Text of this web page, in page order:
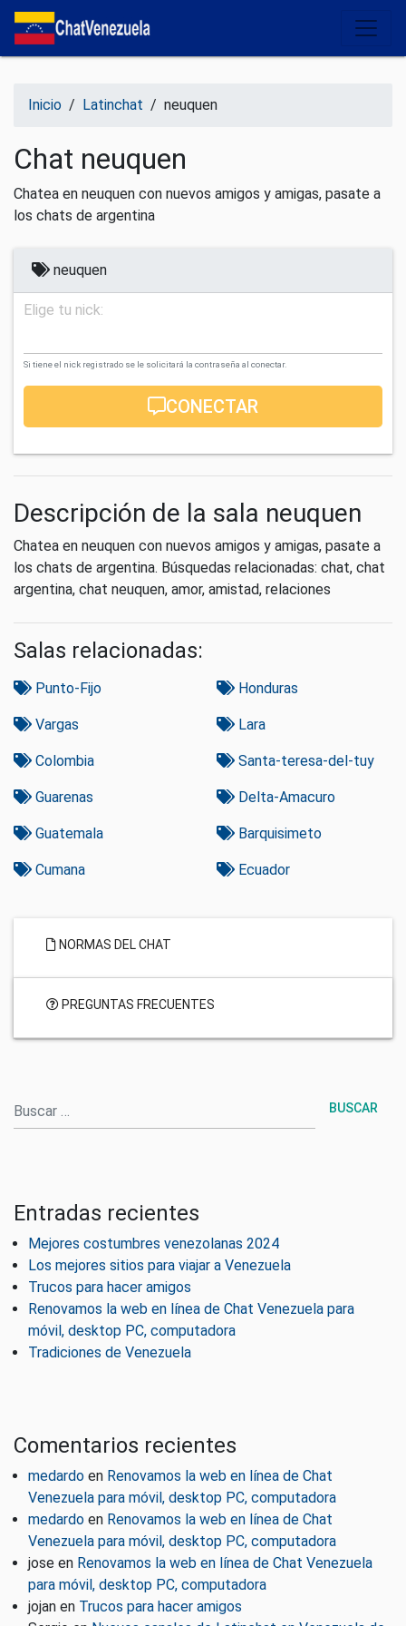
Salir del contenido
Inicio / Latinchat / neuquen
Chat neuquen
Chatea en neuquen con nuevos amigos y amigas, pasate a
los chats de argentina
neuquen
Elige tu nick:
Si tiene el nick registrado se le solicitará la contraseña al conectar.
CONECTAR
Descripción de la sala neuquen
Chatea en neuquen con nuevos amigos y amigas, pasate a
los chats de argentina. Búsquedas relacionadas: chat, chat
argentina, chat neuquen, amor, amistad, relaciones
Salas relacionadas:
Punto-Fijo Honduras
Vargas Lara
Colombia Santa-teresa-del-tuy
Guarenas Delta-Amacuro
Guatemala Barquisimeto
Cumana Ecuador
NORMAS DEL CHAT
PREGUNTAS FRECUENTES
Entradas recientes
Mejores costumbres venezolanas 2024
Los mejores sitios para viajar a Venezuela
Trucos para hacer amigos
Renovamos la web en línea de Chat Venezuela para
móvil, desktop PC, computadora
Tradiciones de Venezuela
Comentarios recientes
medardo en Renovamos la web en línea de Chat
Venezuela para móvil, desktop PC, computadora
medardo en Renovamos la web en línea de Chat
Venezuela para móvil, desktop PC, computadora
jose en Renovamos la web en línea de Chat Venezuela
para móvil, desktop PC, computadora
jojan en Trucos para hacer amigos